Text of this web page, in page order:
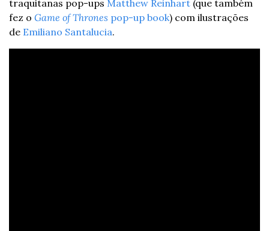
traquitanas pop-ups Matthew Reinhart (que também
fez o Game of Thrones pop-up book) com ilustrações
de Emiliano Santalucia.